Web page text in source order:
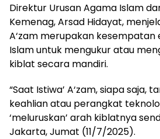
Direktur Urusan Agama Islam
Kemenag, Arsad Hidayat,
A‘zam merupakan kesempatan
Islam untuk mengukur atau
kiblat secara mandiri.
“Saat Istiwa’ A‘zam, siapa saja,
keahlian atau perangkat
‘meluruskan’ arah kiblatnya
Jakarta, Jumat (11/7/2025).